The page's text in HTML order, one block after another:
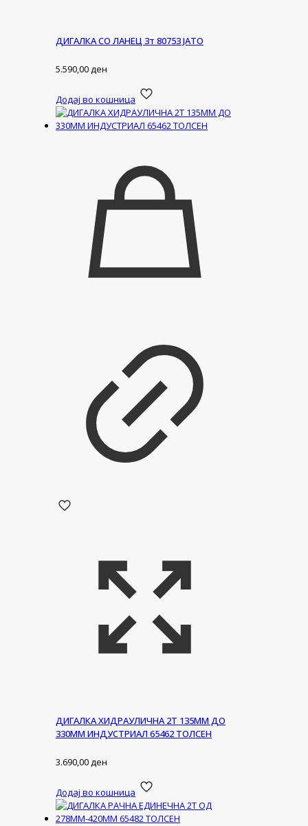
ДИГАЛКА СО ЛАНЕЦ 3т 80753 ЈАТО
5.590,00ден
Додај во кошница
ДИГАЛКА ХИДРАУЛИЧНА 2Т 135ММ ДО
330ММ ИНДУСТРИАЛ 65462 ТОЛСЕН
3.690,00ден
Додај во кошница